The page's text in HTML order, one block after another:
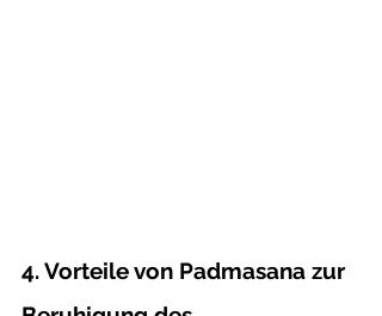
4. Vorteile von Padmasana zur